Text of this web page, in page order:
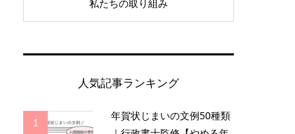
私たちの取り組み
人気記事ランキング
1
年賀状じまいの文例50種類